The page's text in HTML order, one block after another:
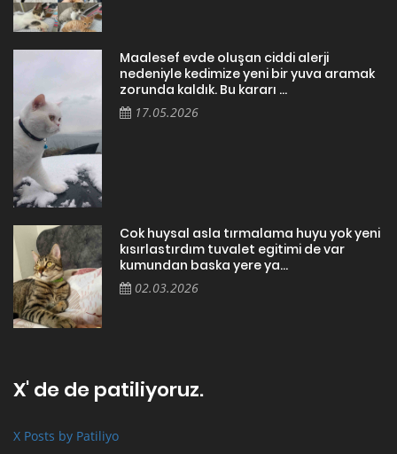
Maalesef evde oluşan ciddi alerji
nedeniyle kedimize yeni bir yuva aramak
zorunda kaldık. Bu kararı ...
17.05.2026
Cok huysal asla tırmalama huyu yok yeni
kısırlastırdım tuvalet egitimi de var
kumundan baska yere ya...
02.03.2026
X' de de patiliyoruz.
X Posts by Patiliyo